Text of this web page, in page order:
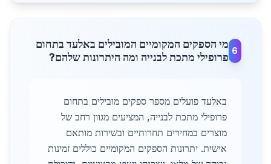
6
מי הספקים המקומיים המובילים באלעד בתחום
פרופילי מתכת לבנייה ומה היתרונות שלהם?
באלעד פועלים מספר ספקים מובילים בתחום
פרופילי מתכת לבנייה, המציעים מגוון רחב של
מוצרים במחירים תחרותיים ובשירות מותאם
אישית. יתרונות הספקים המקומיים כוללים זמינות